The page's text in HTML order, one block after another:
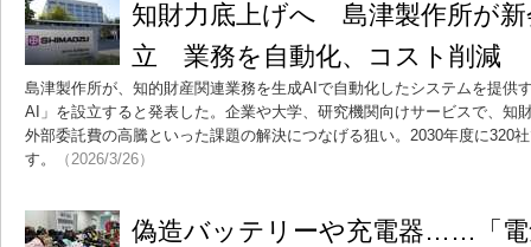
知財力底上げへ 島津製作所が新
立 業務を自動化、コスト削減
島津製作所が、知的財産関連業務を生成AIで自動化したシステムを提供
AI」を設立すると発表した。企業や大学、研究機関向けサービスで、知
外部委託費の高騰といった課題の解決につなげる狙い。2030年度に320
す。
（2026/3/26）
偽造バッテリーや充電器……「電